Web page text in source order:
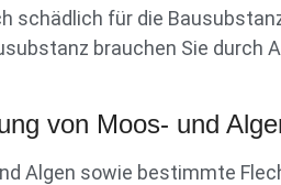
schädlich für die
brauchen Sie
von Moos- und
Algen sowie bestimmte